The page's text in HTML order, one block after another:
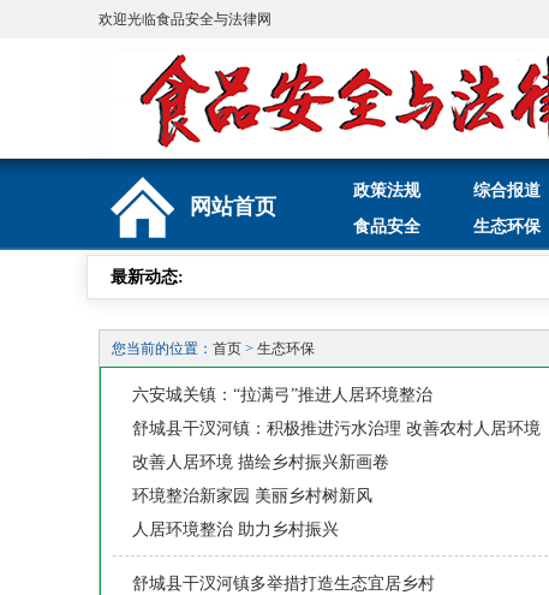
欢迎光临食品安全与法律网
网站首页
政策法规 综合报道
食品安全
生态环保
最新动态:
您当前的位置： 首页 > 生态环保
六安城关镇：“拉满弓”推进人居环境整治
舒城县干汊河镇：积极推进污水治理 改善农村人居环境
改善人居环境 描绘乡村振兴新画卷
环境整治新家园 美丽乡村树新风
人居环境整治 助力乡村振兴
舒城县干汊河镇多举措打造生态宜居乡村